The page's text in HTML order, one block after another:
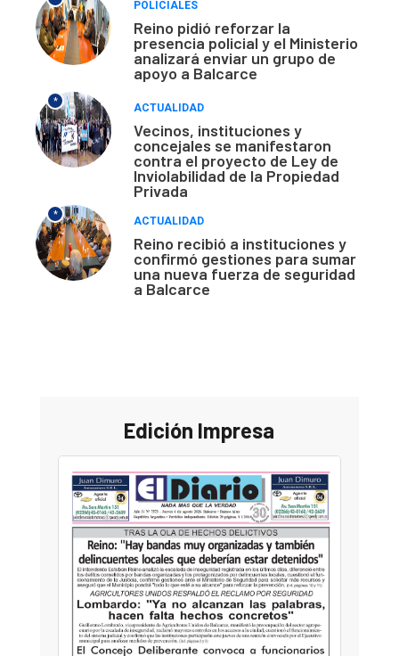
POLICIALES
Reino pidió reforzar la
presencia policial y el Ministerio
analizará enviar un grupo de
apoyo a Balcarce
*
ACTUALIDAD
Vecinos, instituciones y
concejales se manifestaron
contra el proyecto de Ley de
Inviolabilidad de la Propiedad
Privada
*
ACTUALIDAD
Reino recibió a instituciones y
confirmó gestiones para sumar
una nueva fuerza de seguridad
a Balcarce
Edición Impresa